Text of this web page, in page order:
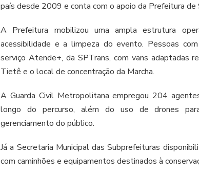
país desde 2009 e conta com o apoio da Prefeitura de
A Prefeitura mobilizou uma ampla estrutura
acessibilidade e a limpeza do evento. Pessoas
serviço Atende+, da SPTrans, com vans adaptadas
Tietê e o local de concentração da Marcha.
A Guarda Civil Metropolitana empregou 204
longo do percurso, além do uso de drones
gerenciamento do público.
Já a Secretaria Municipal das Subprefeituras
com caminhões e equipamentos destinados à